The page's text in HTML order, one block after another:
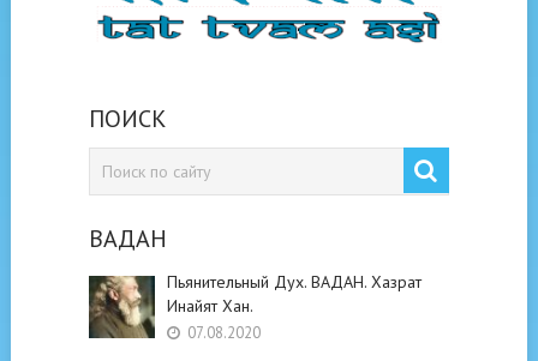
ПОИСК
ВАДАН
Пьянительный Дух. ВАДАН. Хазрат
Инайят Хан.
07.08.2020